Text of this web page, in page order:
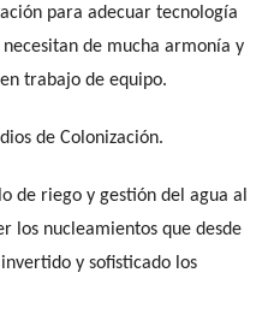
para adecuar tecnología
de mucha armonía y
trabajo de equipo.
de Colonización.
de riego y gestión del agua al
los nucleamientos que desde
y sofisticado los